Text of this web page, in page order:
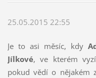
25.05.2015 22:55
Je to asi měsíc, kdy
Jílkové, ve kterém
pokud vědí o nějakém